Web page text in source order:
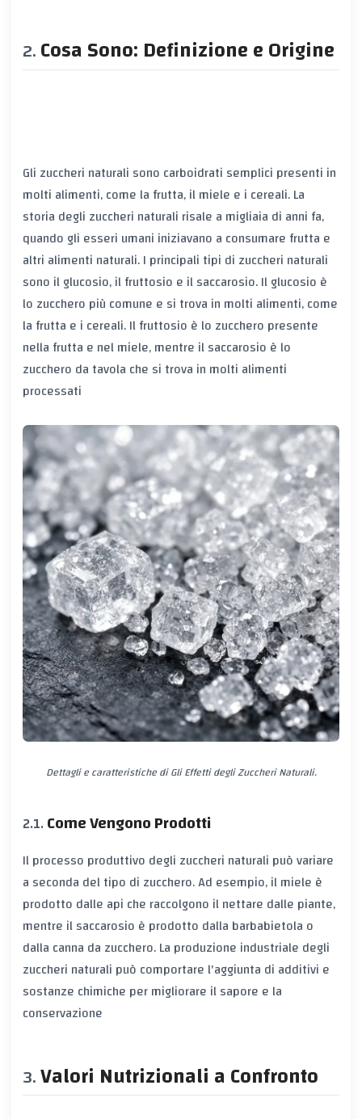
Cosa Sono: Definizione e Origine
Gli zuccheri naturali sono carboidrati semplici presenti in
molti alimenti, come la frutta, il miele e i cereali. La
storia degli zuccheri naturali risale a migliaia di anni fa,
quando gli esseri umani iniziavano a consumare frutta e
altri alimenti naturali. I principali tipi di zuccheri naturali
sono il glucosio, il fruttosio e il saccarosio. Il glucosio è
lo zucchero più comune e si trova in molti alimenti, come
la frutta e i cereali. Il fruttosio è lo zucchero presente
nella frutta e nel miele, mentre il saccarosio è lo
zucchero da tavola che si trova in molti alimenti
processati
Dettagli e caratteristiche di Gli Effetti degli Zuccheri Naturali.
Come Vengono Prodotti
Il processo produttivo degli zuccheri naturali può variare
a seconda del tipo di zucchero. Ad esempio, il miele è
prodotto dalle api che raccolgono il nettare dalle piante,
mentre il saccarosio è prodotto dalla barbabietola o
dalla canna da zucchero. La produzione industriale degli
zuccheri naturali può comportare l'aggiunta di additivi e
sostanze chimiche per migliorare il sapore e la
conservazione
Valori Nutrizionali a Confronto